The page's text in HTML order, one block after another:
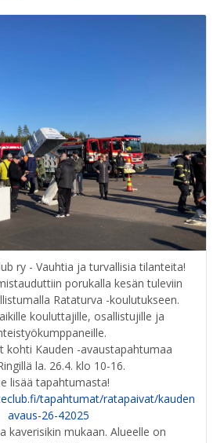
ry - Vauhtia ja turvallisia tilanteita!
porukalla kesän tuleviin
Rataturva -koulutukseen.
kouluttajille, osallistujille ja
Kauden -avaustapahtumaa
la. 26.4. klo 10-16.
Lue lisää tapahtumasta!
tapahtumat/ratapaivat/kauden
avaus-26-42025
kaverisikin mukaan. Alueelle on
vapaapääsy.